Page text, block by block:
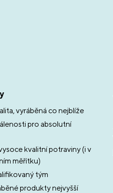
vyráběná co nejblíže
pro absolutní
kvalitní potraviny (i v
měřítku)
tým
produkty nejvyšší